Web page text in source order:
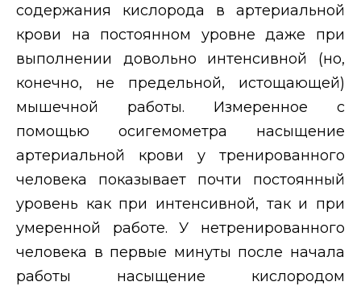
содержания кислорода в артериальной
крови на постоянном уровне даже при
выполнении довольно интенсивной (но,
конечно, не предельной, истощающей)
мышечной работы. Измеренное с
помощью осигемометра насыщение
артериальной крови у тренированного
человека показывает почти постоянный
уровень как при интенсивной, так и при
умеренной работе. У нетренированного
человека в первые минуты после начала
работы насыщение кислородом